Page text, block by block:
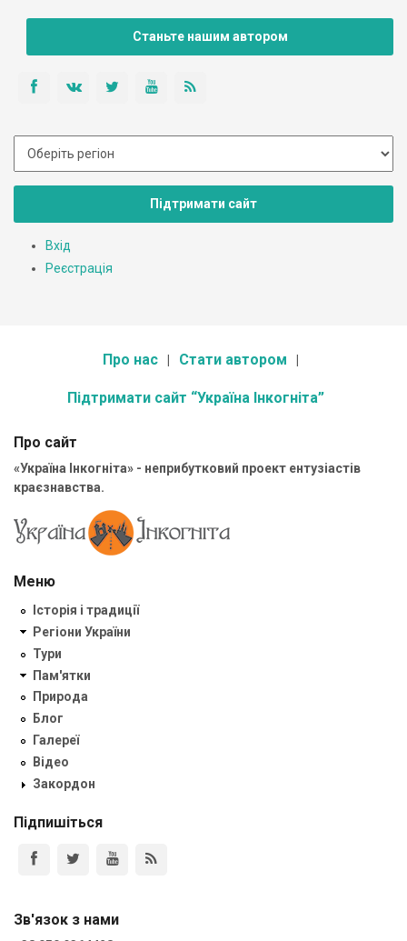
Станьте нашим автором
Підтримати сайт
Вхід
Реєстрація
Про нас Стати автором
Підтримати сайт “Україна Інкогніта”
Про сайт
«Україна Інкогніта» - неприбутковий проект ентузіастів
краєзнавства.
Меню
Історія і традиції
Регіони України
Тури
Пам'ятки
Природа
Блог
Галереї
Відео
Закордон
Підпишіться
Зв'язок з нами